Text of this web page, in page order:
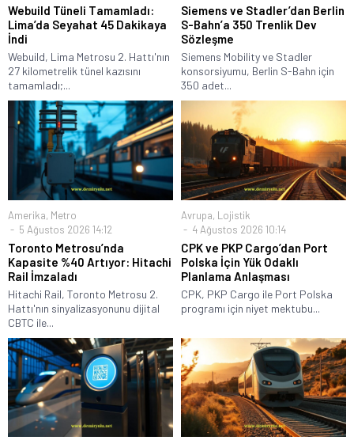
Webuild Tüneli Tamamladı:
Lima’da Seyahat 45 Dakikaya
İndi
Webuild, Lima Metrosu 2. Hattı'nın
27 kilometrelik tünel kazısını
tamamladı;...
Siemens ve Stadler’dan Berlin
S-Bahn’a 350 Trenlik Dev
Sözleşme
Siemens Mobility ve Stadler
konsorsiyumu, Berlin S-Bahn için
350 adet...
Amerika, Metro
5 Ağustos 2026 14:12
Toronto Metrosu’nda
Kapasite %40 Artıyor: Hitachi
Rail İmzaladı
Hitachi Rail, Toronto Metrosu 2.
Hattı'nın sinyalizasyonunu dijital
CBTC ile...
Avrupa, Lojistik
4 Ağustos 2026 10:14
CPK ve PKP Cargo’dan Port
Polska İçin Yük Odaklı
Planlama Anlaşması
CPK, PKP Cargo ile Port Polska
programı için niyet mektubu...